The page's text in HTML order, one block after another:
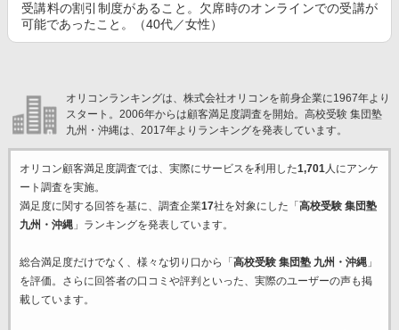
受講料の割引制度があること。欠席時のオンラインでの受講が
可能であったこと。（40代／女性）
オリコンランキングは、株式会社オリコンを前身企業に1967年より
スタート。2006年からは顧客満足度調査を開始。高校受験 集団塾
九州・沖縄は、2017年よりランキングを発表しています。
オリコン顧客満足度調査では、実際にサービスを利用した1,701人にアンケ
ート調査を実施。
満足度に関する回答を基に、調査企業17社を対象にした「 高校受験 集団塾
九州・沖縄」ランキングを発表しています。
総合満足度だけでなく、様々な切り口から「 高校受験 集団塾 九州・沖縄」
を評価。さらに回答者の口コミや評判といった、実際のユーザーの声も掲
載しています。